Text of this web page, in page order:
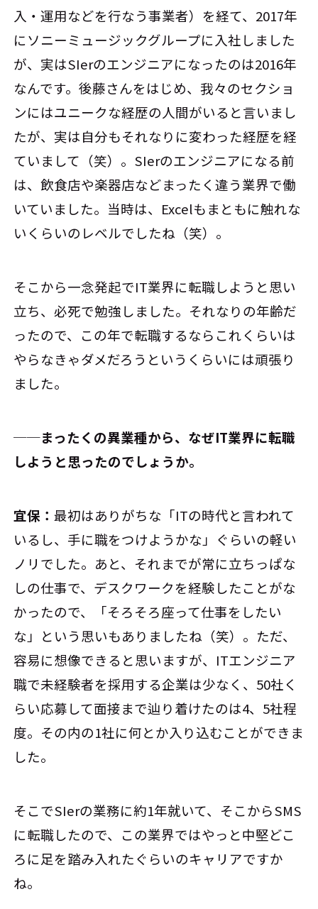
入・運用などを行なう事業者）を経て、2017年
にソニーミュージックグループに入社しました
が、実はSIerのエンジニアになったのは2016年
なんです。後藤さんをはじめ、我々のセクショ
ンにはユニークな経歴の人間がいると言いまし
たが、実は自分もそれなりに変わった経歴を経
ていまして（笑）。SIerのエンジニアになる前
は、飲食店や楽器店などまったく違う業界で働
いていました。当時は、Excelもまともに触れな
いくらいのレベルでしたね（笑）。
そこから一念発起でIT業界に転職しようと思い
立ち、必死で勉強しました。それなりの年齢だ
ったので、この年で転職するならこれくらいは
やらなきゃダメだろうというくらいには頑張り
ました。
──まったくの異業種から、なぜIT業界に転職
しようと思ったのでしょうか。
宜保：最初はありがちな「ITの時代と言われて
いるし、手に職をつけようかな」ぐらいの軽い
ノリでした。あと、それまでが常に立ちっぱな
しの仕事で、デスクワークを経験したことがな
かったので、「そろそろ座って仕事をしたい
な」という思いもありましたね（笑）。ただ、
容易に想像できると思いますが、ITエンジニア
職で未経験者を採用する企業は少なく、50社く
らい応募して面接まで辿り着けたのは4、5社程
度。その内の1社に何とか入り込むことができま
した。
そこでSIerの業務に約1年就いて、そこからSMS
に転職したので、この業界ではやっと中堅どこ
ろに足を踏み入れたぐらいのキャリアですか
ね。